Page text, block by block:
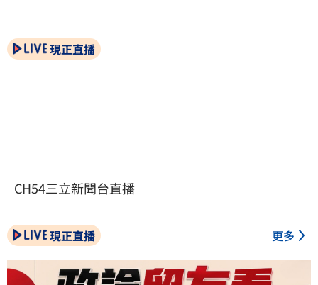
現正直播
CH54三立新聞台直播
現正直播 更多